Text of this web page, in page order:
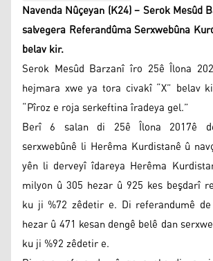
Navenda Nûçeyan (K24) – Serok Mesûd
salvegera Referandûma Serxwebûna
belav kir.
Serok Mesûd Barzanî îro 25ê Îlona
hejmara xwe ya tora civakî “X” belav
“Pîroz e roja serkeftina îradeya gel.”
Berî 6 salan di 25ê Îlona 2017ê
serxwebûnê li Herêma Kurdistanê û
yên li derveyî îdareya Herêma
milyon û 305 hezar û 925 kes beşdarî
ku ji %72 zêdetir e. Di referandumê
hezar û 471 kesan dengê belê dan
ku ji %92 zêdetir e.